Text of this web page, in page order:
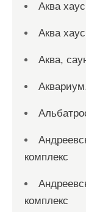
Аква
Аква
Аква,
комплекс
комплекс